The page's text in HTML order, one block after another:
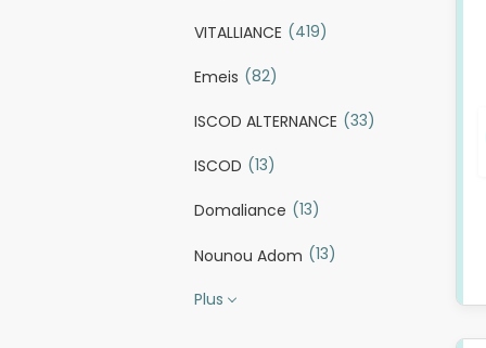
VITALLIANCE (419)
Emeis (82)
ISCOD ALTERNANCE (33)
ISCOD (13)
Domaliance (13)
Nounou Adom (13)
Plus